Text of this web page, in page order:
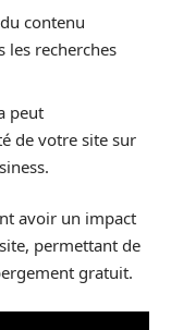
contenu
les recherches
peut
de votre site sur
avoir un impact
permettant de
gratuit.